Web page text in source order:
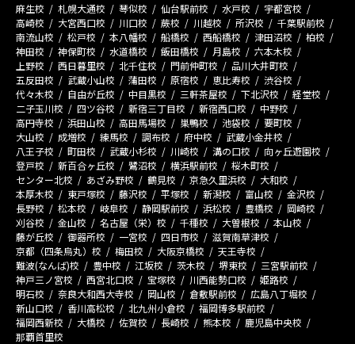
麻生校 札幌大通校 琴似校 仙台駅前校 水戸校
宇都宮校
高崎校
大宮西口校 川口校 蕨校 川越校 所沢校
千葉駅前校
南流山校
松戸校 本八幡校 船橋校 西船橋校 津田沼校
柏校
神田校
神保町校 水道橋校 飯田橋校 月島校
六本木校
上野校
西日暮里校 北千住校 門前仲町校
品川大井町校
五反田校
武蔵小山校 蒲田校 原宿校 恵比寿校
渋谷校
代々木校
自由が丘校 中目黒校 三軒茶屋校 下北沢校
経堂校
二子玉川校
四ツ谷校 新宿三丁目校 新宿西口校
中野校
高円寺校
浜田山校 高田馬場校 巣鴨校 池袋校
要町校
大山校
成増校 練馬校 調布校 府中校
武蔵小金井校
八王子校
町田校 武蔵小杉校 川崎校 溝の口校
向ヶ丘遊園校
登戸校
新百合ヶ丘校 鷺沼校 横浜駅前校
桜木町校
センター北校
あざみ野校 鶴見校 京急久里浜校
大和校
本厚木校
東戸塚校 藤沢校 平塚校 新潟校 富山校
金沢校
長野校
松本校 岐阜校 静岡駅前校 浜松校 豊橋校
岡崎校
刈谷校
金山校 名古屋（栄）校 千種校 大曽根校
本山校
藤が丘校
御器所校 一宮校 四日市校
滋賀南草津校
京都（四条烏丸）校
梅田校 大阪京橋校
天王寺校
難波(なんば)校
豊中校 江坂校 茨木校 堺東校
三宮駅前校
神戸三ノ宮校
西宮北口校 宝塚校 川西能勢口校
姫路校
明石校
奈良大和西大寺校 岡山校 倉敷駅前校
広島八丁堀校
新山口校
香川高松校 北九州小倉校
福岡博多駅前校
福岡西新校
大橋校 佐賀校 長崎校 熊本校
鹿児島中央校
那覇首里校